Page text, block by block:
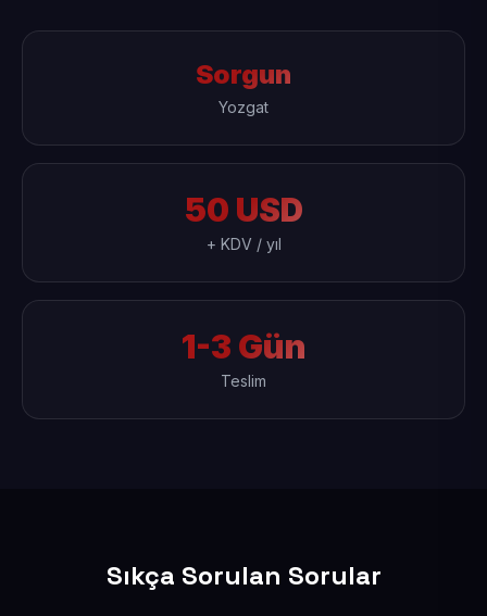
Sorgun
Yozgat
50 USD
+ KDV / yıl
1-3 Gün
Teslim
Sıkça Sorulan Sorular